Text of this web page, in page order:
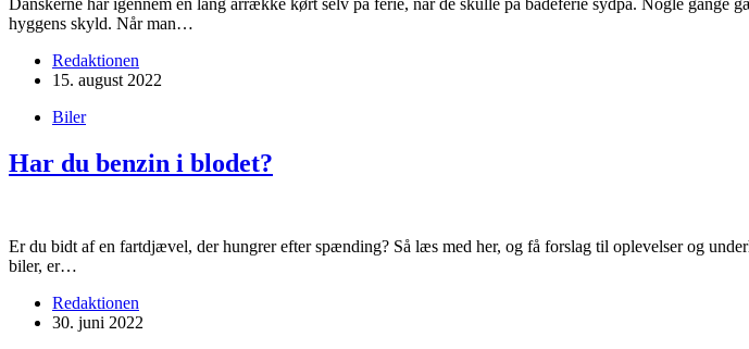
Danskerne har igennem en lang årrække kørt selv på ferie, når de skulle på badeferie sydpå. Nogle gange
hyggens skyld. Når man…
Redaktionen
15. august 2022
Biler
Har du benzin i blodet?
Er du bidt af en fartdjævel, der hungrer efter spænding? Så læs med her, og få forslag til oplevelser og
biler, er…
Redaktionen
30. juni 2022